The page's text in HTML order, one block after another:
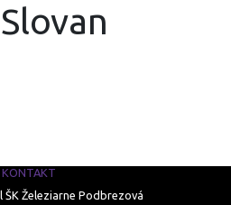
KONTAKT
Železiarne Podbrezová